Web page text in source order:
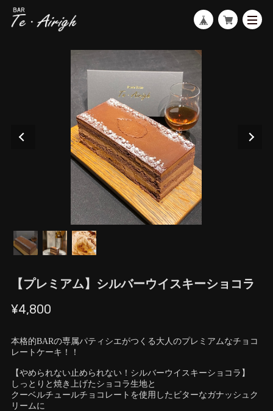
【プレミアム】シルバーウイスキーショコラ
¥4,800
本格的BARの専属パティシエがつくる大人のプレミアムなチョコ
レートケーキ！！
【やめられない止められない！シルバーウイスキーショコラ】
しっとりと焼き上げたショコラ生地と
クーベルチュールチョコレートを使用したビターなガナッシュク
リームに